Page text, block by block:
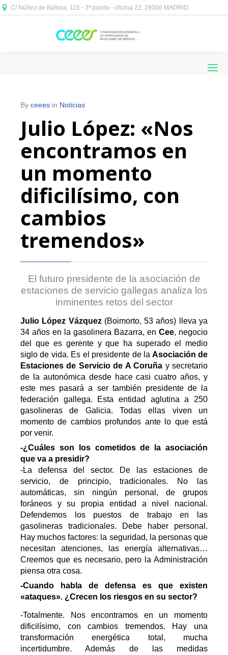
C/ Núñez de Balboa, 116 - 3ª planta - oficina 22, 28006 MADRID
By ceees in Noticias
Julio López: «Nos
encontramos en
un momento
dificilísimo, con
cambios
tremendos»
El futuro presidente de la asociación de
estaciones de servicio gallegas analiza los
inminentes retos del sector
Julio López Vázquez(Boimorto, 53 años) lleva ya
34 años en la gasolinera Bazarra, en Cee, negocio
del que es gerente y que ha superado el medio
siglo de vida. Es el presidente de la Asociación de
Estaciones de Servicio de A Coruña y secretario
de la autonómica desde hace casi cuatro años, y
este mes pasará a ser también presidente de la
federación gallega. Esta entidad aglutina a 250
gasolineras de Galicia. Todas ellas viven un
momento de cambios profundos ante lo que está
por venir.
-¿Cuáles son los cometidos de la asociación
que va a presidir?
-La defensa del sector. De las estaciones de
servicio, de principio, tradicionales. No las
automáticas, sin ningún personal, de grupos
foráneos y su propia entidad a nivel nacional.
Defendemos los puestos de trabajo en las
gasolineras tradicionales. Debe haber personal.
Hay muchos factores: la seguridad, la personas que
necesitan atenciones, las energía alternativas…
Creemos que es necesario, pero la Administración
piensa otra cosa.
-Cuando habla de defensa es que existen
«ataques». ¿Crecen los riesgos en su sector?
-Totalmente. Nos encontramos en un momento
dificilísimo, con cambios tremendos. Hay una
transformación energética total, mucha
incertidumbre. Además de las medidas